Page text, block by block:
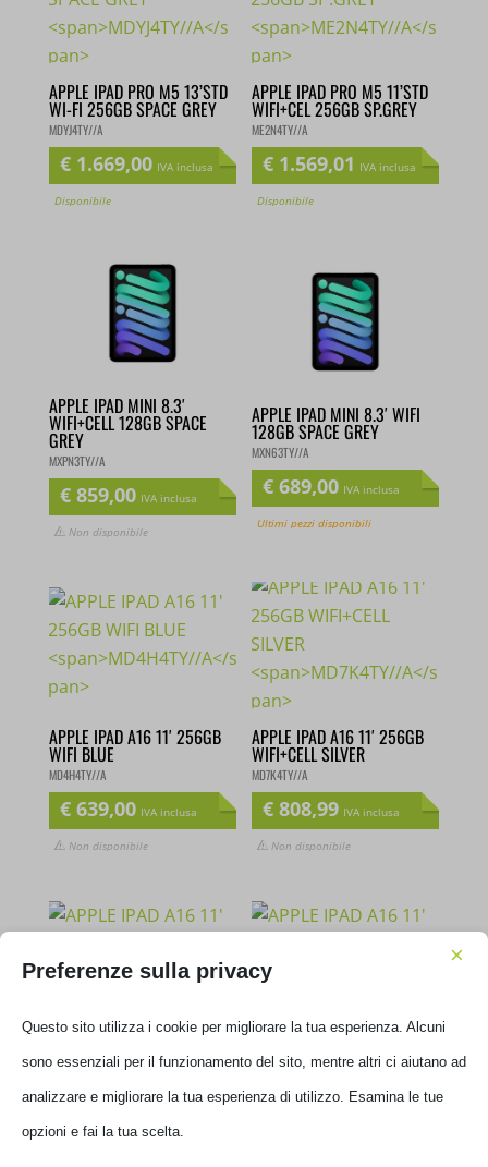
APPLE IPAD PRO M5 13’STD
WI-FI 256GB SPACE GREY
MDYJ4TY//A
€1.669,00 IVA inclusa
Disponibile
APPLE IPAD PRO M5 11’STD
WIFI+CEL 256GB SP.GREY
ME2N4TY//A
€1.569,01 IVA inclusa
Disponibile
APPLE IPAD MINI 8.3′
WIFI+CELL 128GB SPACE
GREY
MXPN3TY//A
€859,00 IVA inclusa
Non disponibile
APPLE IPAD MINI 8.3′ WIFI
128GB SPACE GREY
MXN63TY//A
€689,00 IVA inclusa
Ultimi pezzi disponibili
APPLE IPAD A16 11′ 256GB
WIFI BLUE
MD4H4TY//A
€639,00 IVA inclusa
Non disponibile
APPLE IPAD A16 11′ 256GB
WIFI+CELL SILVER
MD7K4TY//A
€808,99 IVA inclusa
Non disponibile
APPLE IPAD A16 11′ 256GB
WIFI SILVER
€639,00
APPLE IPAD A16 11′ 128GB
WIFI BLU
€509,00
Preferenze sulla privacy
×
Questo sito utilizza i cookie per migliorare la tua esperienza. Alcuni
sono essenziali per il funzionamento del sito, mentre altri ci aiutano
ad analizzare e migliorare la tua esperienza di utilizzo. Esamina le
tue opzioni e fai la tua scelta.